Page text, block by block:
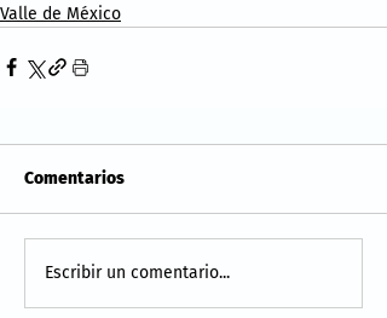
Valle de México
Comentarios
Escribir un comentario...